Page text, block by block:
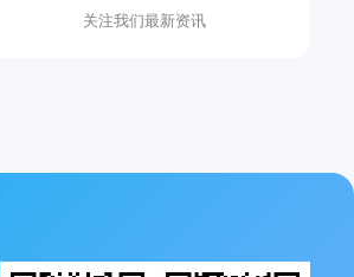
关注我们最新资讯